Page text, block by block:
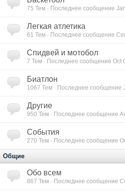
75 Тем · Последнее сообщение
Легкая атлетика
61 Тем · Последнее сообщение
Спидвей и мотобол
7 Тем · Последнее сообщение Oct
Биатлон
1067 Тем · Последнее сообщение
Другие
950 Тем · Последнее сообщение
Cобытия
270 Тем · Последнее сообщение
Общие
Обо всем
867 Тем · Последнее сообщение